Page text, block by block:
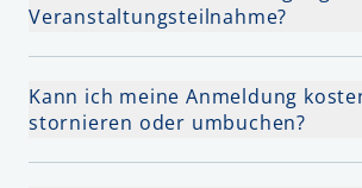
Veranstaltungsteilnahme?
Kann ich meine Anmeldung
stornieren oder umbuchen?